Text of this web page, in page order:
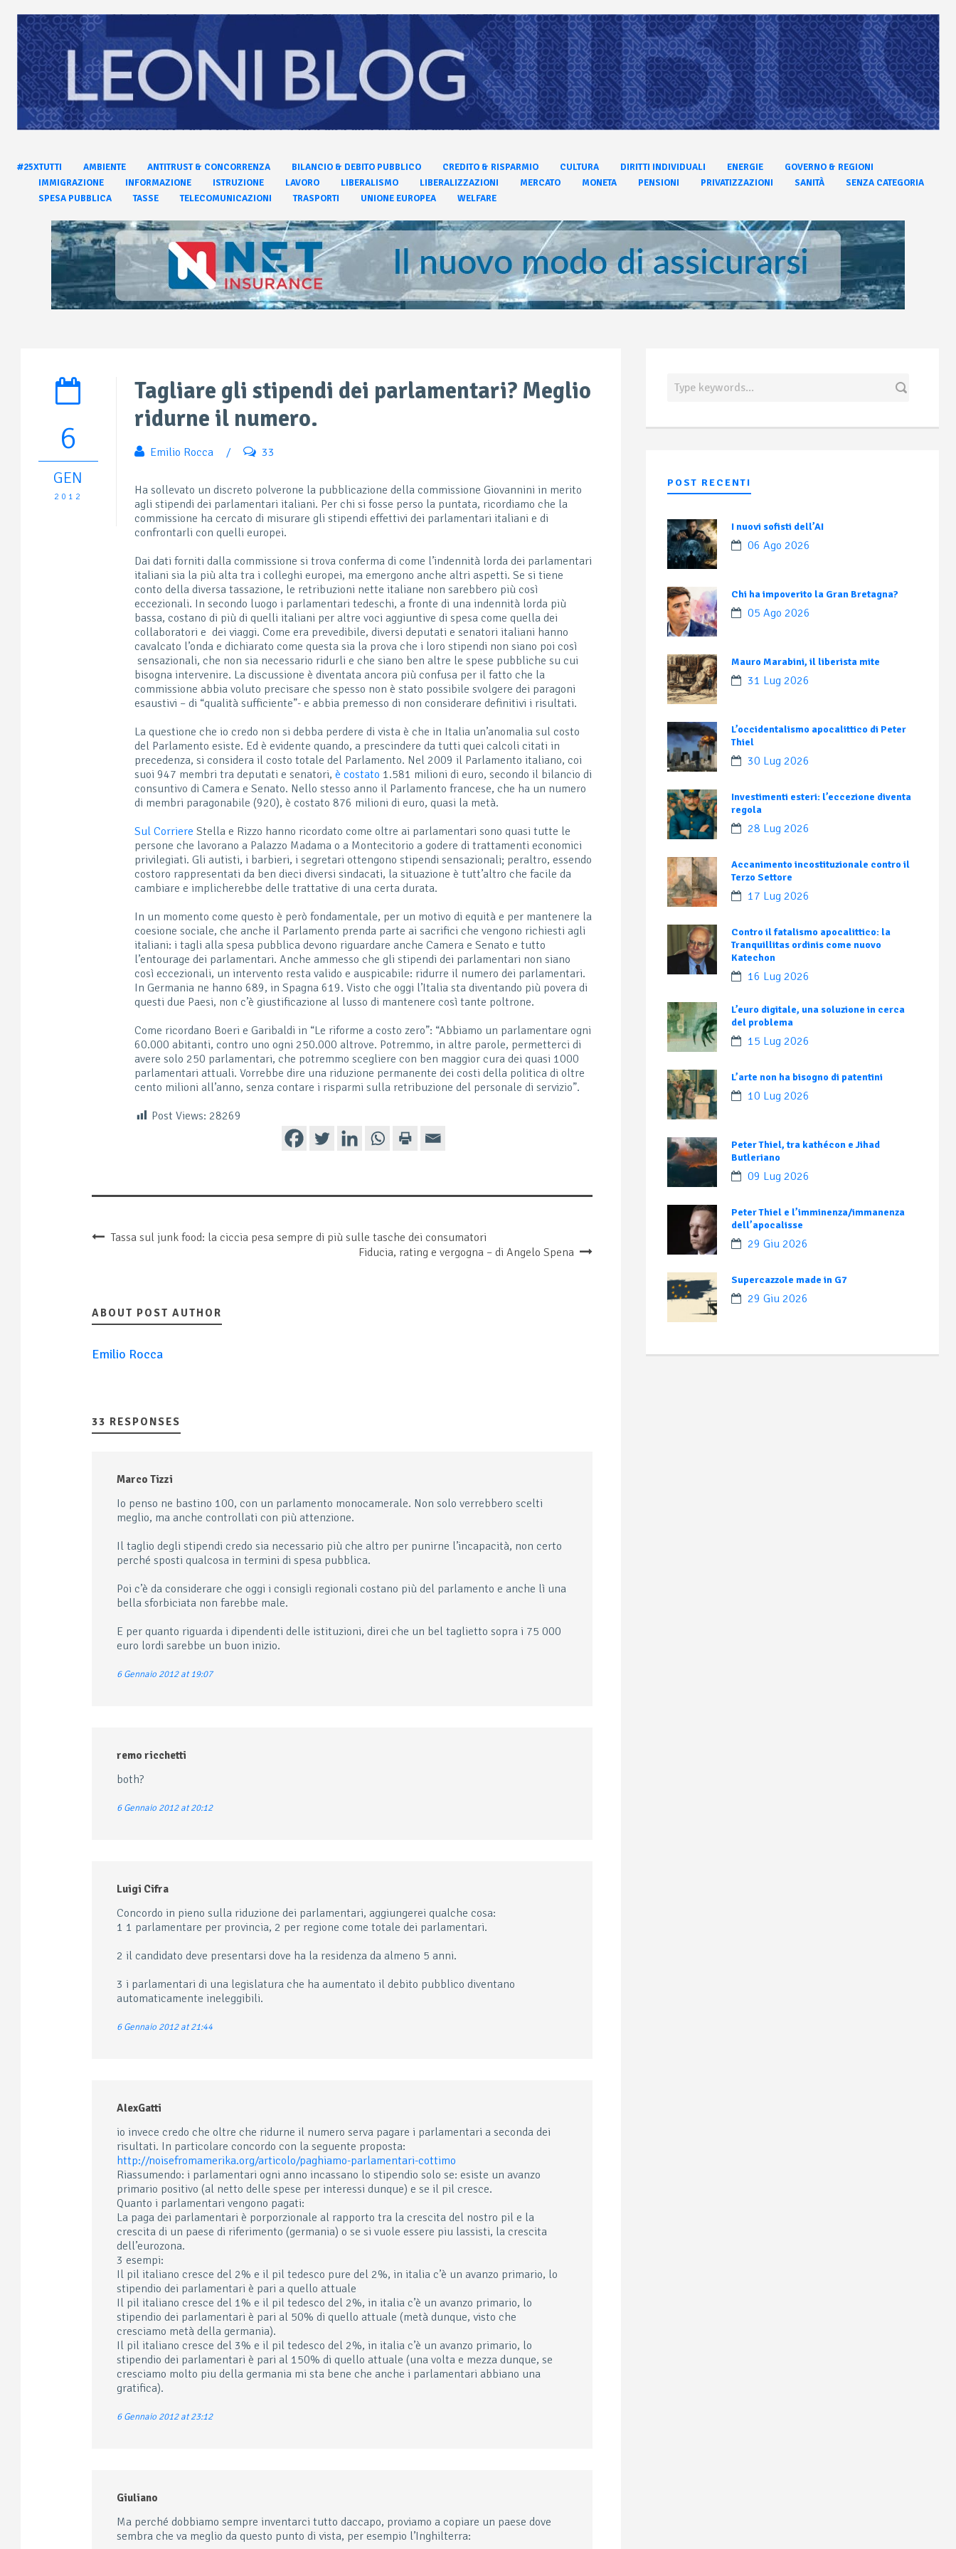
#25XTUTTI AMBIENTE ANTITRUST & CONCORRENZA BILANCIO & DEBITO PUBBLICO CREDITO & RISPARMIO CULTURA DIRITTI INDIVIDUALI ENERGIE
GOVERNO & REGIONI
IMMIGRAZIONE
INFORMAZIONE ISTRUZIONE LAVORO LIBERALISMO LIBERALIZZAZIONI MERCATO MONETA PENSIONI PRIVATIZZAZIONI SANITÀ
SENZA CATEGORIA
SPESA PUBBLICA
TASSE TELECOMUNICAZIONI TRASPORTI UNIONE EUROPEA WELFARE
6
GEN
2012
Tagliare gli stipendi dei parlamentari? Meglio
ridurne il numero.
Emilio Rocca / 33
Ha sollevato un discreto polverone la pubblicazione della commissione Giovannini in merito
agli stipendi dei parlamentari italiani. Per chi si fosse perso la puntata, ricordiamo che la
commissione ha cercato di misurare gli stipendi effettivi dei parlamentari italiani e di
confrontarli con quelli europei.
Dai dati forniti dalla commissione si trova conferma di come l’indennità lorda dei parlamentari
italiani sia la più alta tra i colleghi europei, ma emergono anche altri aspetti. Se si tiene
conto della diversa tassazione, le retribuzioni nette italiane non sarebbero più così
eccezionali. In secondo luogo i parlamentari tedeschi, a fronte di una indennità lorda più
bassa, costano di più di quelli italiani per altre voci aggiuntive di spesa come quella dei
collaboratori e dei viaggi. Come era prevedibile, diversi deputati e senatori italiani hanno
cavalcato l’onda e dichiarato come questa sia la prova che i loro stipendi non siano poi così
sensazionali, che non sia necessario ridurli e che siano ben altre le spese pubbliche su cui
bisogna intervenire. La discussione è diventata ancora più confusa per il fatto che la
commissione abbia voluto precisare che spesso non è stato possibile svolgere dei paragoni
esaustivi – di “qualità sufficiente”- e abbia premesso di non considerare definitivi i risultati.
La questione che io credo non si debba perdere di vista è che in Italia un’anomalia sul costo
del Parlamento esiste. Ed è evidente quando, a prescindere da tutti quei calcoli citati in
precedenza, si considera il costo totale del Parlamento. Nel 2009 il Parlamento italiano, coi
suoi 947 membri tra deputati e senatori,è costato 1.581 milioni di euro, secondo il bilancio di
consuntivo di Camera e Senato. Nello stesso anno il Parlamento francese, che ha un numero
di membri paragonabile (920), è costato 876 milioni di euro, quasi la metà.
Sul Corriere Stella e Rizzo hanno ricordato come oltre ai parlamentari sono quasi tutte le
persone che lavorano a Palazzo Madama o a Montecitorio a godere di trattamenti economici
privilegiati. Gli autisti, i barbieri, i segretari ottengono stipendi sensazionali; peraltro, essendo
costoro rappresentati da ben dieci diversi sindacati, la situazione è tutt’altro che facile da
cambiare e implicherebbe delle trattative di una certa durata.
In un momento come questo è però fondamentale, per un motivo di equità e per mantenere la
coesione sociale, che anche il Parlamento prenda parte ai sacrifici che vengono richiesti agli
italiani: i tagli alla spesa pubblica devono riguardare anche Camera e Senato e tutto
l’entourage dei parlamentari. Anche ammesso che gli stipendi dei parlamentari non siano
così eccezionali, un intervento resta valido e auspicabile: ridurre il numero dei parlamentari.
In Germania ne hanno 689, in Spagna 619. Visto che oggi l’Italia sta diventando più povera di
questi due Paesi, non c’è giustificazione al lusso di mantenere così tante poltrone.
Come ricordano Boeri e Garibaldi in “Le riforme a costo zero”: “Abbiamo un parlamentare ogni
60.000 abitanti, contro uno ogni 250.000 altrove. Potremmo, in altre parole, permetterci di
avere solo 250 parlamentari, che potremmo scegliere con ben maggior cura dei quasi 1000
parlamentari attuali. Vorrebbe dire una riduzione permanente dei costi della politica di oltre
cento milioni all’anno, senza contare i risparmi sulla retribuzione del personale di servizio”.
Post Views: 28269
Tassa sul junk food: la ciccia pesa sempre di più sulle tasche dei consumatori
Fiducia, rating e vergogna – di Angelo Spena
ABOUT POST AUTHOR
Emilio Rocca
33 RESPONSES
Marco Tizzi
Io penso ne bastino 100, con un parlamento monocamerale. Non solo verrebbero scelti
meglio, ma anche controllati con più attenzione.
Il taglio degli stipendi credo sia necessario più che altro per punirne l’incapacità, non certo
perché sposti qualcosa in termini di spesa pubblica.
Poi c’è da considerare che oggi i consigli regionali costano più del parlamento e anche lì una
bella sforbiciata non farebbe male.
E per quanto riguarda i dipendenti delle istituzioni, direi che un bel taglietto sopra i 75 000
euro lordi sarebbe un buon inizio.
6 Gennaio 2012 at 19:07
remo ricchetti
both?
6 Gennaio 2012 at 20:12
Luigi Cifra
Concordo in pieno sulla riduzione dei parlamentari, aggiungerei qualche cosa:
1 1 parlamentare per provincia, 2 per regione come totale dei parlamentari.
2 il candidato deve presentarsi dove ha la residenza da almeno 5 anni.
3 i parlamentari di una legislatura che ha aumentato il debito pubblico diventano
automaticamente ineleggibili.
6 Gennaio 2012 at 21:44
AlexGatti
io invece credo che oltre che ridurne il numero serva pagare i parlamentari a seconda dei
risultati. In particolare concordo con la seguente proposta:
http://noisefromamerika.org/articolo/paghiamo-parlamentari-cottimo
Riassumendo: i parlamentari ogni anno incassano lo stipendio solo se: esiste un avanzo
primario positivo (al netto delle spese per interessi dunque) e se il pil cresce.
Quanto i parlamentari vengono pagati:
La paga dei parlamentari è porporzionale al rapporto tra la crescita del nostro pil e la
crescita di un paese di riferimento (germania) o se si vuole essere piu lassisti, la crescita
dell’eurozona.
3 esempi:
Il pil italiano cresce del 2% e il pil tedesco pure del 2%, in italia c’è un avanzo primario, lo
stipendio dei parlamentari è pari a quello attuale
Il pil italiano cresce del 1% e il pil tedesco del 2%, in italia c’è un avanzo primario, lo
stipendio dei parlamentari è pari al 50% di quello attuale (metà dunque, visto che
cresciamo metà della germania).
Il pil italiano cresce del 3% e il pil tedesco del 2%, in italia c’è un avanzo primario, lo
stipendio dei parlamentari è pari al 150% di quello attuale (una volta e mezza dunque, se
cresciamo molto piu della germania mi sta bene che anche i parlamentari abbiano una
gratifica).
6 Gennaio 2012 at 23:12
Giuliano
Ma perché dobbiamo sempre inventarci tutto daccapo, proviamo a copiare un paese dove
sembra che va meglio da questo punto di vista, per esempio l’Inghilterra:
POST RECENTI
I nuovi sofisti dell’AI
06 Ago 2026
Chi ha impoverito la Gran Bretagna?
05 Ago 2026
Mauro Marabini, il liberista mite
31 Lug 2026
L’occidentalismo apocalittico di Peter
Thiel
30 Lug 2026
Investimenti esteri: l’eccezione diventa
regola
28 Lug 2026
Accanimento incostituzionale contro il
Terzo Settore
17 Lug 2026
Contro il fatalismo apocalittico: la
Tranquillitas ordinis come nuovo
Katechon
16 Lug 2026
L’euro digitale, una soluzione in cerca
del problema
15 Lug 2026
L’arte non ha bisogno di patentini
10 Lug 2026
Peter Thiel, tra kathécon e Jihad
Butleriano
09 Lug 2026
Peter Thiel e l’imminenza/immanenza
dell’apocalisse
29 Giu 2026
Supercazzole made in G7
29 Giu 2026